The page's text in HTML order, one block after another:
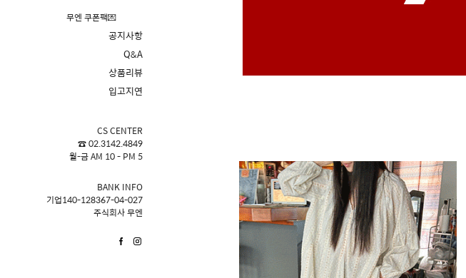
무엔 쿠폰팩💌
공지사항
Q&A
상품리뷰
입고지연
CS CENTER
☎ 02.3142.4849
월-금 AM 10 - PM 5
BANK INFO
기업140-128367-04-027
주식회사 무엔